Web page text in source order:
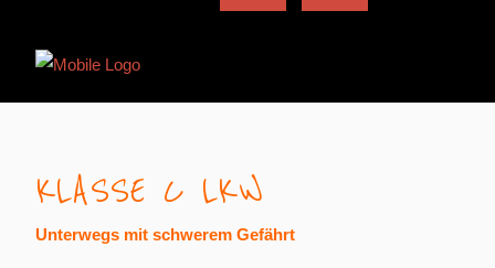
KLASSE C LKW
Unterwegs mit schwerem Gefährt